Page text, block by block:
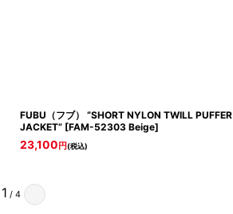
FUBU（フブ） “SHORT NYLON TWILL PUFFER
JACKET” [FAM-52303 Beige]
23,100 円(税込)